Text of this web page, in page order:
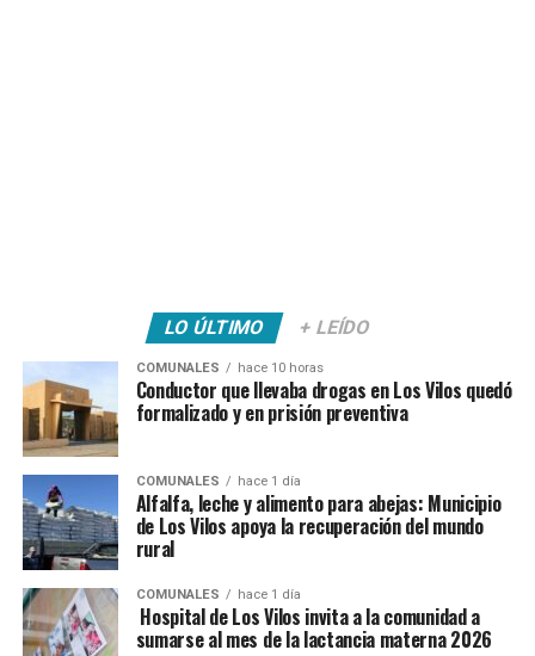
LO ÚLTIMO + LEÍDO
COMUNALES hace 10 horas
Conductor que llevaba drogas en Los Vilos quedó
formalizado y en prisión preventiva
COMUNALES hace 1 día
Alfalfa, leche y alimento para abejas: Municipio
de Los Vilos apoya la recuperación del mundo
rural
COMUNALES hace 1 día
Hospital de Los Vilos invita a la comunidad a
sumarse al mes de la lactancia materna 2026